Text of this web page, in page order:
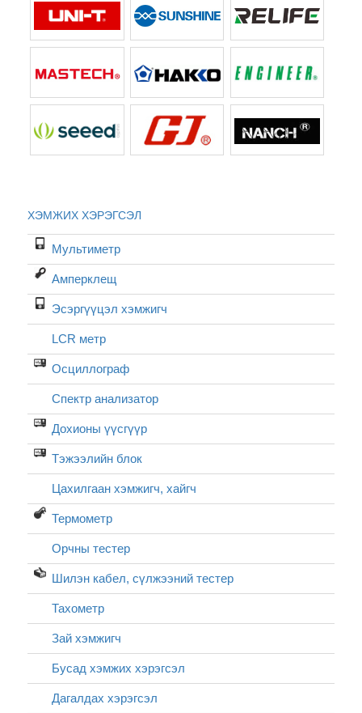
ХЭМЖИХ ХЭРЭГСЭЛ
Мультиметр
Амперклещ
Эсэргүүцэл хэмжигч
LCR метр
Осциллограф
Спектр анализатор
Дохионы үүсгүүр
Тэжээлийн блок
Цахилгаан хэмжигч, хайгч
Термометр
Орчны тестер
Шилэн кабел, cүлжээний тестер
Тахометр
Зай хэмжигч
Бусад хэмжих хэрэгсэл
Дагалдах хэрэгсэл